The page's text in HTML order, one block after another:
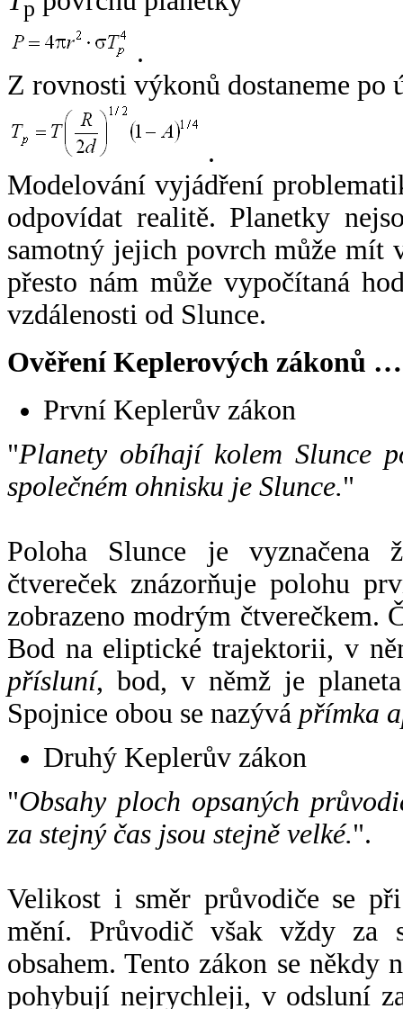
p
.
Z rovnosti výkonů dostaneme po
.
Modelování vyjádření
odpovídat realitě. Planetky
samotný jejich povrch může mít
přesto nám může vypočítaná
vzdálenosti od Slunce.
Ověření Keplerových zákonů …
První Keplerův zákon
"Planety obíhají kolem Slunce
společném ohnisku je Slunce."
Poloha Slunce je vyznačena
čtvereček znázorňuje polohu
zobrazeno modrým čtverečkem.
Bod na eliptické trajektorii, v
přísluní, bod, v němž je
Spojnice obou se nazývá přímka
Druhý Keplerův zákon
"Obsahy ploch opsaných
za stejný čas jsou stejně velké.".
Velikost i směr průvodiče se
mění. Průvodič však vždy za
obsahem. Tento zákon se někdy
pohybují nejrychleji, v odsluní